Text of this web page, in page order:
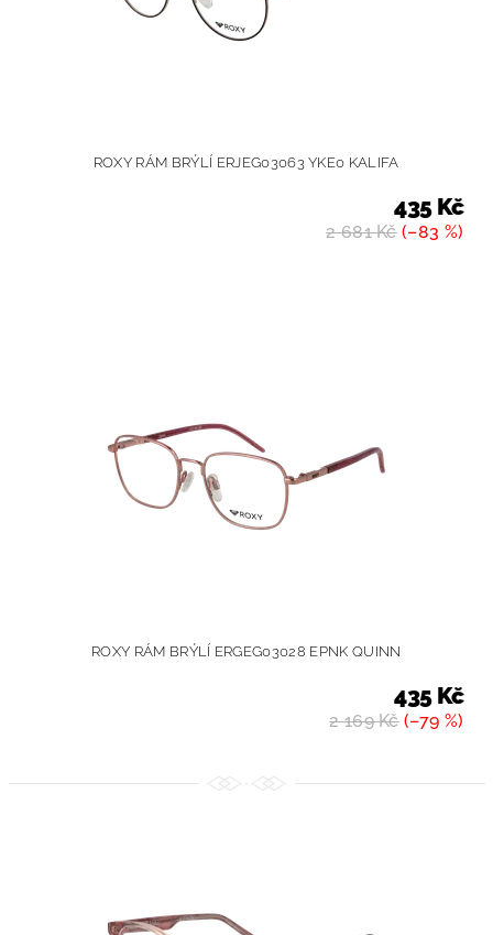
ROXY RÁM BRÝLÍ ERJEG03063 YKE0 KALIFA
2 681 Kč(–83 %)
435 Kč
ROXY RÁM BRÝLÍ ERGEG03028 EPNK QUINN
2 169 Kč(–79 %)
435 Kč